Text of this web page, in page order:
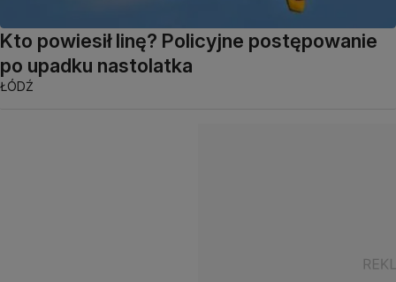
Kto powiesił linę? Policyjne postępowanie
po upadku nastolatka
ŁÓDŹ